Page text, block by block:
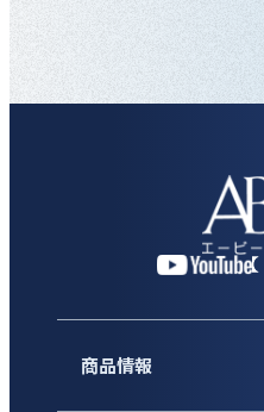
商品情報